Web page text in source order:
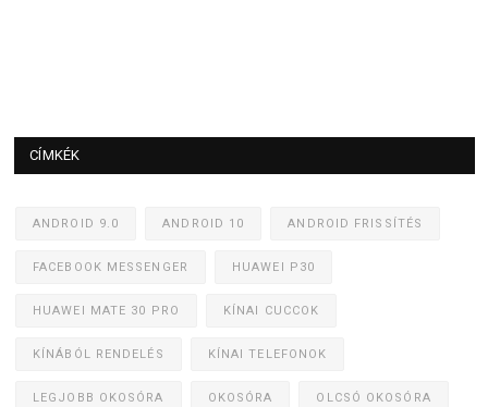
CÍMKÉK
ANDROID 9.0 ANDROID 10 ANDROID FRISSÍTÉS
FACEBOOK MESSENGER HUAWEI P30
HUAWEI MATE 30 PRO KÍNAI CUCCOK
KÍNÁBÓL RENDELÉS KÍNAI TELEFONOK
LEGJOBB OKOSÓRA OKOSÓRA OLCSÓ OKOSÓRA